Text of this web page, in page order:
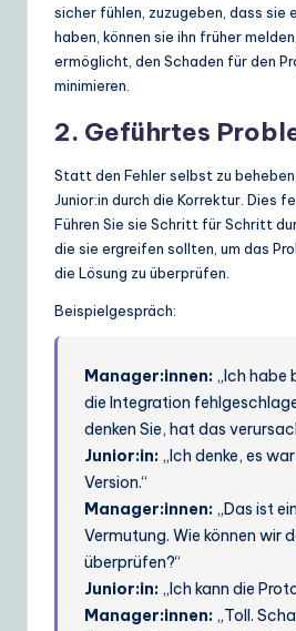
sicher fühlen, zuzugeben, dass sie
haben, können sie ihn früher
ermöglicht, den Schaden für den
minimieren.
2. Geführtes
Statt den Fehler selbst zu
Junior:in durch die Korrektur. Dies
Führen Sie sie Schritt für Schritt
die sie ergreifen sollten, um das
die Lösung zu überprüfen.
Beispielgespräch:
Manager:innen: „Ich habe
die Integration
denken Sie, hat das
Junior:in: „Ich denke, es
Version.“
Manager:innen: „Das ist
Vermutung. Wie können wir
überprüfen?“
Junior:in: „Ich kann die
Manager:innen: „Toll.